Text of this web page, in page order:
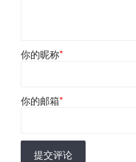
你的昵称*
你的邮箱*
提交评论